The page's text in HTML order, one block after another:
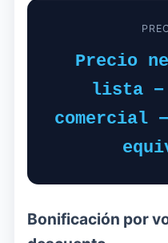
Precio
lista −
comercial
Bonificación por